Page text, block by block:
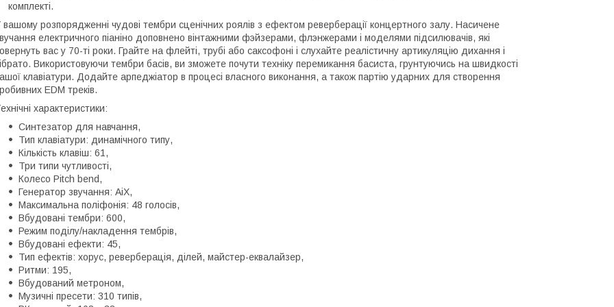
комплекті.
вашому розпорядженні чудові тембри сценічних роялів з ефектом реверберації концертного залу. Насичене
електричного піаніно доповнено вінтажними фэйзерами, флэнжерами і моделями підсилювачів, які
вас у 70-ті роки. Грайте на флейті, трубі або саксофоні і слухайте реалістичну артикуляцію дихання і
Використовуючи тембри басів, ви зможете почути техніку перемикання басиста, грунтуючись на швидкості
клавіатури. Додайте арпеджіатор в процесі власного виконання, а також партію ударних для створення
EDM треків.
характеристики:
Синтезатор для навчання,
Тип клавіатури: динамічного типу,
Кількість клавіш: 61,
Три типи чутливості,
Колесо Pitch bend,
Генератор звучання: AiX,
Максимальна поліфонія: 48 голосів,
Вбудовані тембри: 600,
Режим поділу/накладення тембрів,
Вбудовані ефекти: 45,
Тип ефектів: хорус, реверберація, ділей, майстер-еквалайзер,
Ритми: 195,
Вбудований метроном,
Музичні пресети: 310 типів,